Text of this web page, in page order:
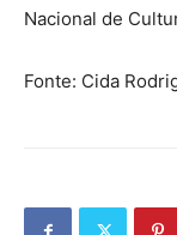
Nacional de
Fonte: Cida